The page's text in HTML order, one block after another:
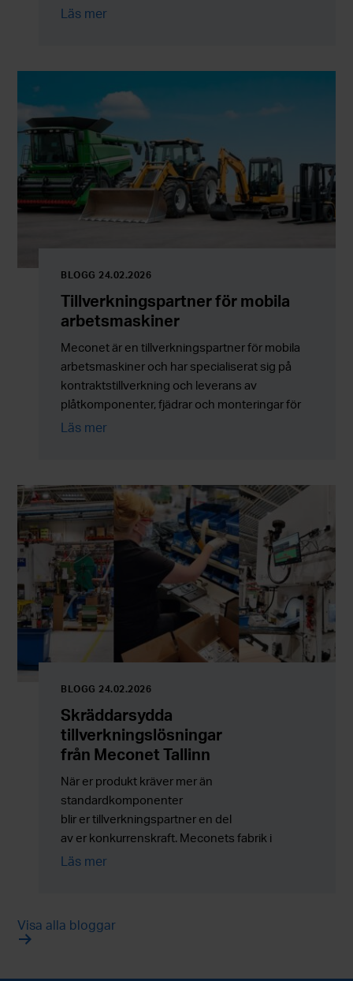
inte längre frivilliga, samtidigt som
Läs mer
BLOGG 24.02.2026
Tillverkningspartner för mobila
arbetsmaskiner
Meconet är en tillverkningspartner för mobila
arbetsmaskiner och har specialiserat sig på
kontraktstillverkning och leverans av
plåtkomponenter, fjädrar och monteringar för
serietillverkning. Företaget levererar till kunder
Läs mer
BLOGG 24.02.2026
Skräddarsydda
tillverkningslösningar
från Meconet Tallinn
När er produkt kräver mer än
standardkomponenter
blir er tillverkningspartner en del
av er konkurrenskraft. Meconets fabrik i
Tallinn erbjuder skräddarsydda
Läs mer
Visa alla bloggar